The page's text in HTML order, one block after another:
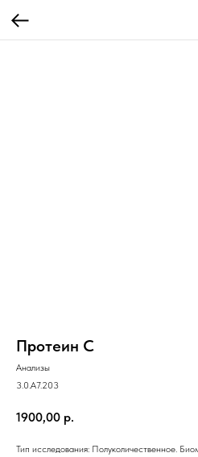
Протеин С
Анализы
3.0.A7.203
1900,00 р.
Тип исследования: Полуколичественное.